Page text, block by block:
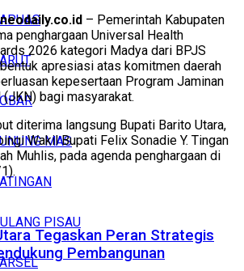
MAS
PISAU
– Pemerintah Kabupaten
penghargaan Universal Health
2026 kategori Madya dari BPJS
apresiasi atas komitmen daerah
kepesertaan Program Jaminan
bagi masyarakat.
diterima langsung Bupati Barito Utara,
Wakil Bupati Felix Sonadie Y. Tingan
Muhlis, pada agenda penghargaan di
Tegaskan Peran Strategis
Pembangunan